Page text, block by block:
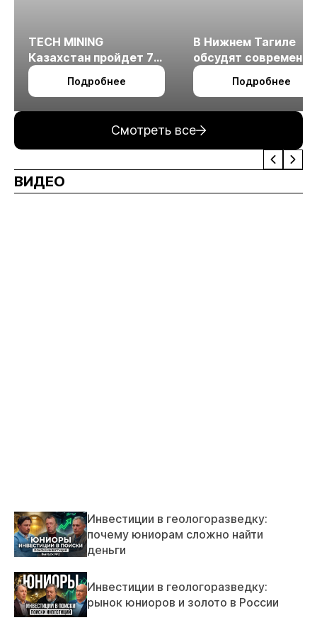
TECH MINING
Казахстан пройдет 7
октября в Алматы
Подробнее
В Нижнем Тагиле
обсудят
технологии
измельчения
Подробнее
Смотреть все
ВИДЕО
Инвестиции в геологоразведку:
почему юниорам сложно найти
деньги
Инвестиции в геологоразведку:
рынок юниоров и золото в России